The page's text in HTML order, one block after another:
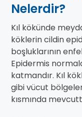
Nelerdir?
Kıl kökünde
köklerin cildin
boşluklarının
Epidermis
katmandır. Kıl
gibi vücut
kısmında